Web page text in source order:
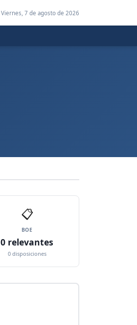
Viernes, 7 de agosto de 2026
📋
BOE
0 relevantes
0 disposiciones